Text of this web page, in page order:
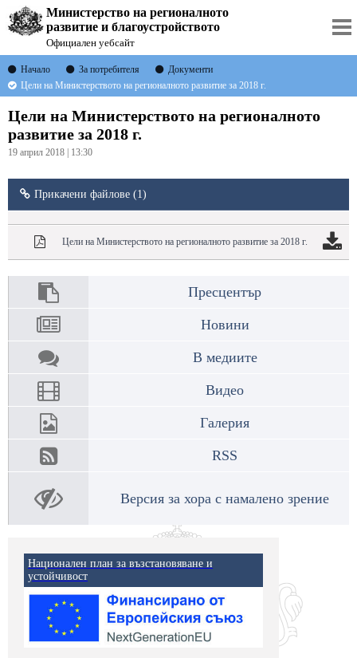
Министерство на регионалното
развитие и благоустройството
Официален уебсайт
Начало За потребителя
Документи
Цели на Министерството на регионалното развитие за 2018 г.
Цели на Министерството на регионалното
развитие за 2018 г.
19 април 2018 | 13:30
Прикачени файлове (1)
Цели на Министерството на регионалното развитие за 2018 г.
Пресцентър
Новини
В медиите
Видео
Галерия
RSS
Версия за хора с намалено зрение
Национален план за възстановяване и
устойчивост